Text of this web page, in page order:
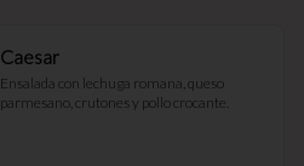
Caesar
Ensalada con lechuga romana, queso
parmesano, crutones y pollo crocante.